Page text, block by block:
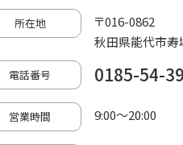
所在地
〒016-0862
秋田県能代市
電話番号 0185-54-
営業時間 9:00～20:00